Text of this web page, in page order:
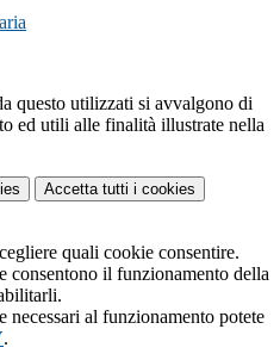
questo utilizzati si avvalgono di
ed utili alle finalità illustrate nella
Accetta tutti i cookies
quali cookie consentire.
consentono il funzionamento della
necessari al funzionamento potete
.